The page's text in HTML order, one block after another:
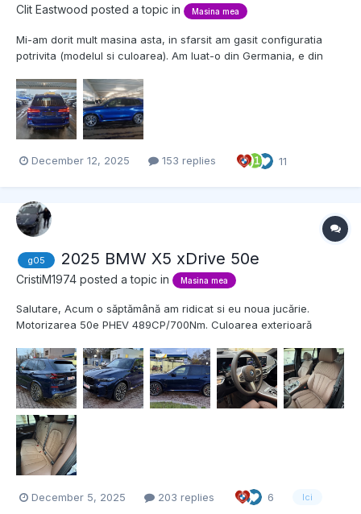
Clit Eastwood posted a topic in Masina mea
Mi-am dorit mult masina asta, in sfarsit am gasit configuratia
potrivita (modelul si culoarea). Am luat-o din Germania, e din
EXTERIOARĂ Jante M din aliaj uşor Y-spoke de 21”, tip 741 M,
bicolore, c...
December 12, 2025 153 replies 11
g05 2025 BMW X5 xDrive 50e
CristiM1974 posted a topic in Masina mea
Salutare, Acum o săptămână am ridicat si eu noua jucărie.
Motorizarea 50e PHEV 489CP/700Nm. Culoarea exterioară
opțiunile cu excepția audio B&W și al pachetului cu suport
pahare încălzit/răcit. Autonomia electrică se...
December 5, 2025 203 replies 6 lci